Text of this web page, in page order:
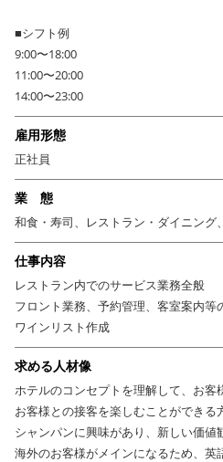
■シフト例
9:00〜18:00
11:00〜20:00
14:00〜23:00
雇用形態
正社員
業 態
和食・寿司、レストラン・ダイニング
仕事内容
レストラン内でのサービス業務全般
フロント業務、予約管理、客室案内等
ワインリスト作成
求める人材像
ホテルのコンセプトを理解して、お客
お客様との接客を楽しむことができる
シャンパンに興味があり、新しい価
海外のお客様がメインになるため、英